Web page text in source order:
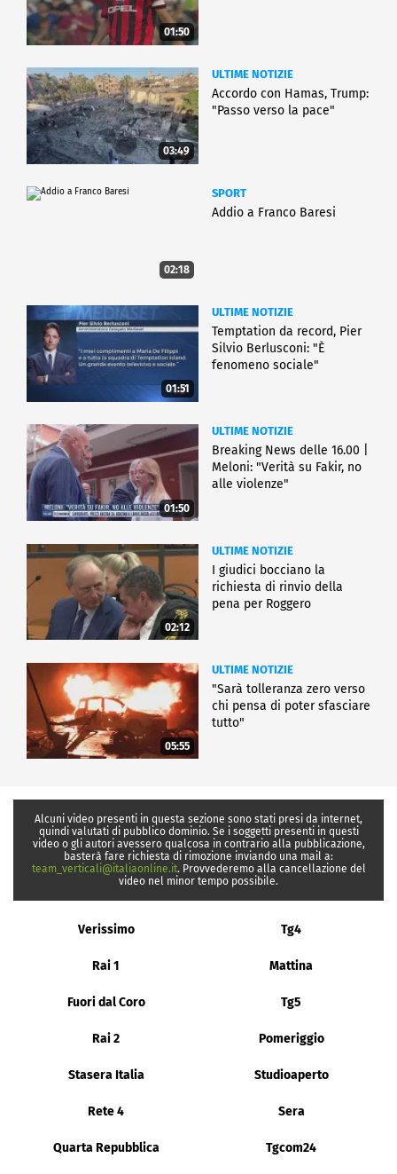
01:50
03:49
ULTIME NOTIZIE
Accordo con Hamas, Trump:
"Passo verso la pace"
02:18
SPORT
Addio a Franco Baresi
01:51
ULTIME NOTIZIE
Temptation da record, Pier
Silvio Berlusconi: "È
fenomeno sociale"
01:50
ULTIME NOTIZIE
Breaking News delle 16.00 |
Meloni: "Verità su Fakir, no
alle violenze"
02:12
ULTIME NOTIZIE
I giudici bocciano la
richiesta di rinvio della
pena per Roggero
05:55
ULTIME NOTIZIE
"Sarà tolleranza zero verso
chi pensa di poter sfasciare
tutto"
Alcuni video presenti in questa sezione sono stati presi da internet,
quindi valutati di pubblico dominio. Se i soggetti presenti in questi
video o gli autori avessero qualcosa in contrario alla pubblicazione,
basterà fare richiesta di rimozione inviando una mail a:
team_verticali@italiaonline.it. Provvederemo alla cancellazione del
video nel minor tempo possibile.
Verissimo Tg4
Rai 1 Mattina
Fuori dal Coro Tg5
Rai 2 Pomeriggio
Stasera Italia Studioaperto
Rete 4 Sera
Quarta Repubblica Tgcom24